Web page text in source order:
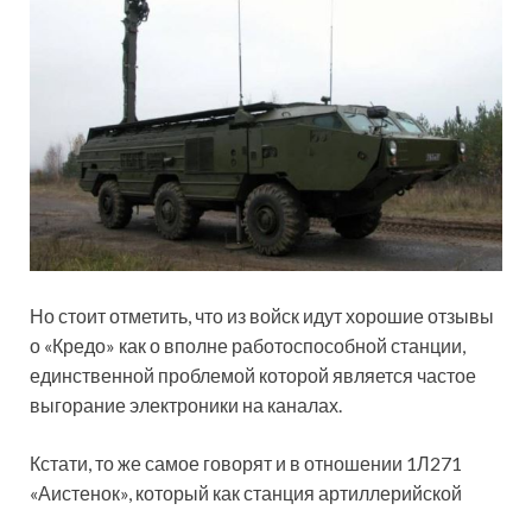
Но стоит отметить, что из войск идут хорошие отзывы
о «Кредо» как о вполне работоспособной станции,
единственной проблемой которой является частое
выгорание электроники на каналах.
Кстати, то же самое говорят и в отношении 1Л271
«Аистенок», который как станция артиллерийской